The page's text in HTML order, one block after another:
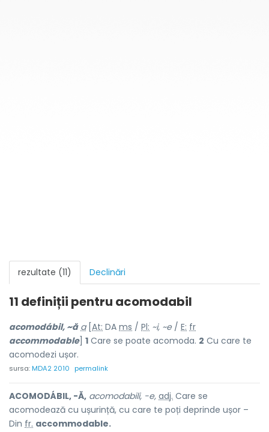
rezultate (11) Declinări
11 definiții pentru acomodabil
acomodábil, ~ă a[ At: DA ms / Pl: ~i, ~e/ E: fr
accommodable] 1 Care se poate acomoda. 2 Cu care te
acomodezi ușor.
sursa:MDA2 2010 permalink
ACOMODÁBIL, -Ă, acomodabili, -e, adj. Care se
acomodează cu ușurință, cu care te poți deprinde ușor –
Din fr. accommodable.